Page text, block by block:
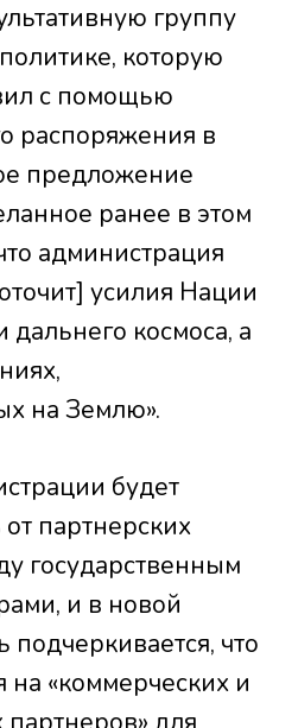
группу
которую
с помощью
распоряжения в
предложение
ранее в этом
администрация
усилия Нации
дальнего космоса, а
на Землю».
будет
партнерских
государственным
и в новой
подчеркивается, что
«коммерческих и